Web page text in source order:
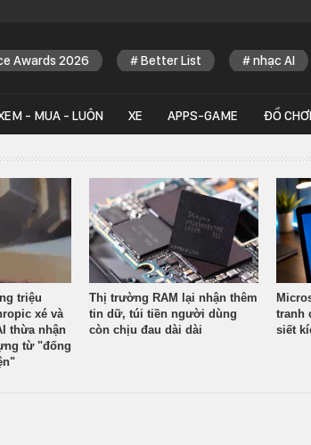
Awards 2026 Better List nhạc AI
- MUA - LUÔN XE APPS-GAME ĐỒ
triệu
xé và
thừa nhận
từ "đống
Thị trường RAM lại nhận thêm
tin dữ, túi tiền người dùng
còn chịu đau dài dài
tranh
siết